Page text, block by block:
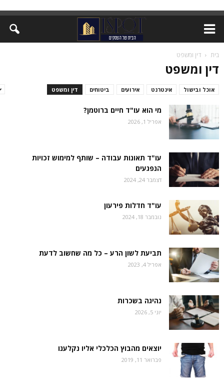
בית דין ומשפט
דין ומשפט
אוכל ובישול אינטרנט אירועים ביטוחים
דין ומשפט
מי הוא עו"ד חיים ברוטמן?
אפריל 1, 2026
עו"ד תאונות עבודה – שותף למימוש זכויות
הנפגעים
דצמבר 24, 2024
עו"ד חדלות פירעון
נובמבר 18, 2024
תביעת לשון הרע – כל מה שחשוב לדעת
אפריל 4, 2023
נהיגה בשכרות
יוני 5, 2026
יוצאים מהבוץ הכלכלי אליו נקלענו
פברואר 11, 2019